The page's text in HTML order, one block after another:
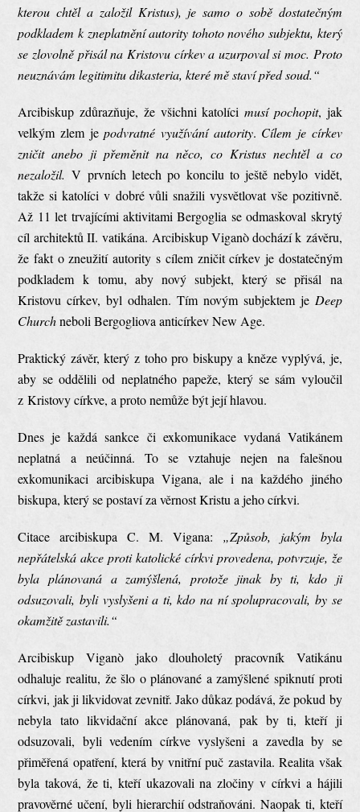
kterou chtěl a založil Kristus), je samo o sobě dostatečným
podkladem k zneplatnění autority tohoto nového subjektu, který
se zlovolně přisál na Kristovu církev a uzurpoval si moc. Proto
neuznávám legitimitu dikasteria, které mě staví před soud.“
Arcibiskup zdůrazňuje, že všichni katolícimusí pochopit, jak
velkým zlem jepodvratné využívání autority. Cílem je církev
zničit anebo ji přeměnit na něco, co Kristus nechtěl a co
nezaložil. V prvních letech po koncilu to ještě nebylo vidět,
takže si katolíci v dobré vůli snažili vysvětlovat vše pozitivně.
Až 11 let trvajícími aktivitami Bergoglia se odmaskoval skrytý
cíl architektů II. vatikána. Arcibiskup Viganò dochází k závěru,
že fakt o zneužití autority s cílem zničit církev je dostatečným
podkladem k tomu, aby nový subjekt, který se přisál na
Kristovu církev, byl odhalen. Tím novým subjektem je Deep
Churchneboli Bergogliova anticírkev New Age.
Praktický závěr, který z toho pro biskupy a kněze vyplývá, je,
aby se oddělili od neplatného papeže, který se sám vyloučil
z Kristovy církve, a proto nemůže být její hlavou.
Dnes je každá sankce či exkomunikace vydaná Vatikánem
neplatná a neúčinná. To se vztahuje nejen na falešnou
exkomunikaci arcibiskupa Vigana, ale i na každého jiného
biskupa, který se postaví za věrnost Kristu a jeho církvi.
Citace arcibiskupa C. M. Vigana: „Způsob, jakým byla
nepřátelská akce proti katolické církvi provedena, potvrzuje, že
byla plánovaná a zamýšlená, protože jinak by ti, kdo ji
odsuzovali, byli vyslyšeni a ti, kdo na ní spolupracovali, by se
okamžitě zastavili.“
Arcibiskup Viganò jako dlouholetý pracovník Vatikánu
odhaluje realitu, že šlo o plánované a zamýšlené spiknutí proti
církvi, jak ji likvidovat zevnitř. Jako důkaz podává, že pokud by
nebyla tato likvidační akce plánovaná, pak by ti, kteří ji
odsuzovali, byli vedením církve vyslyšeni a zavedla by se
přiměřená opatření, která by vnitřní puč zastavila. Realita však
byla taková, že ti, kteří ukazovali na zločiny v církvi a hájili
pravověrné učení, byli hierarchií odstraňováni. Naopak ti, kteří